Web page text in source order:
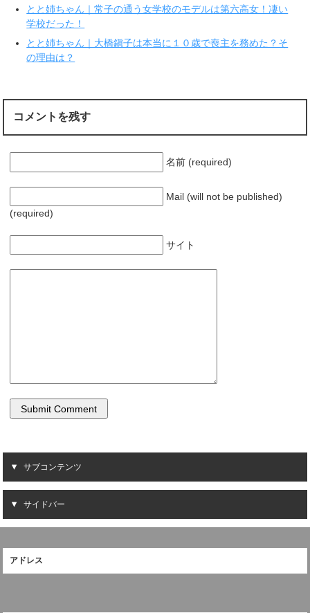
ィ
ン
ド
で
開
き
とと姉ちゃん｜常子の通う女学校のモデルは第六高女！凄い
学校だった！
とと姉ちゃん｜大橋鎭子は本当に１０歳で喪主を務めた？そ
の理由は？
コメントを残す
名前 (required)
Mail (will not be published)
(required)
サイト
サブコンテンツ
サイドバー
アドレス